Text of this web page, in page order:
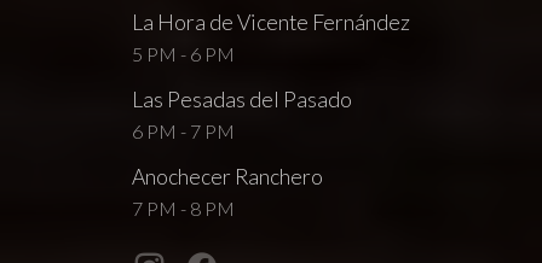
La Hora de Vicente Fernández
5 PM - 6 PM
Las Pesadas del Pasado
6 PM - 7 PM
Anochecer Ranchero
7 PM - 8 PM